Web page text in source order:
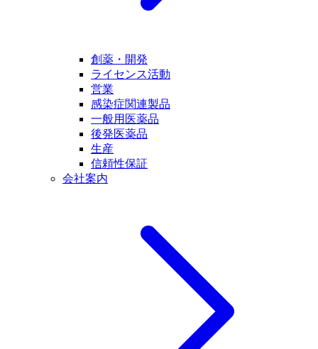
創薬・開発
ライセンス活動
営業
感染症関連製品
一般用医薬品
後発医薬品
生産
信頼性保証
会社案内